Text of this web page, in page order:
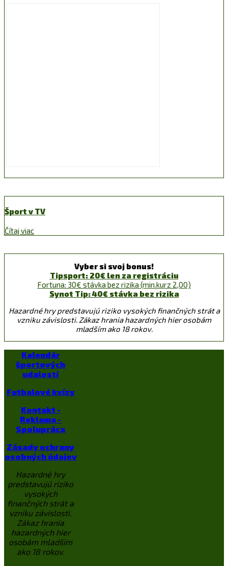
Šport v TV
Čítaj viac
Vyber si svoj bonus!
Tipsport: 20€ len za registráciu
Fortuna: 30€ stávka bez rizika (min.kurz 2,00)
Synot Tip: 40€ stávka bez rizika
Hazardné hry predstavujú riziko vysokých finančných strát a
vzniku závislosti. Zákaz hrania hazardných hier osobám
mladším ako 18 rokov.
Kalendár
športových
udalostí
Futbalové kvízy
Kontakt -
Reklama -
Spolupráca
Zásady ochrany
osobných údajov
Hazardné hry
predstavujú riziko
vysokých
finančných strát a
vzniku závislosti.
Zákaz hrania
hazardných hier
osobám mladším
ako 18 rokov.